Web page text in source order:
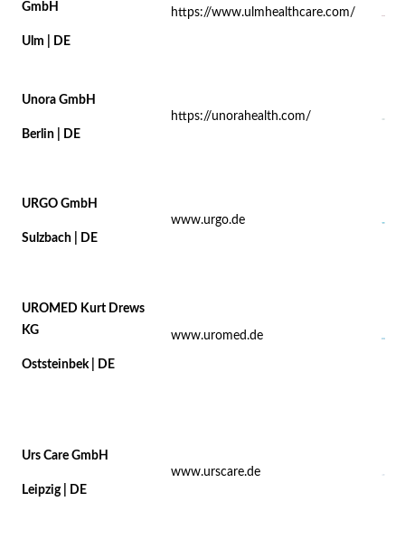
GmbH
Ulm | DE
https://www.ulmhealthcare.com/
Unora GmbH
Berlin | DE
https://unorahealth.com/
URGO GmbH
Sulzbach | DE
www.urgo.de
UROMED Kurt Drews
KG
Oststeinbek | DE
www.uromed.de
Urs Care GmbH
Leipzig | DE
www.urscare.de